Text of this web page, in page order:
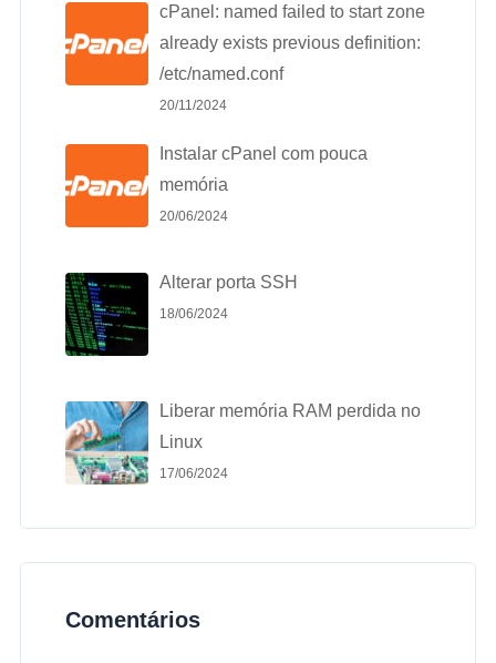
cPanel: named failed to start zone
already exists previous definition:
/etc/named.conf
20/11/2024
Instalar cPanel com pouca
memória
20/06/2024
Alterar porta SSH
18/06/2024
Liberar memória RAM perdida no
Linux
17/06/2024
Comentários